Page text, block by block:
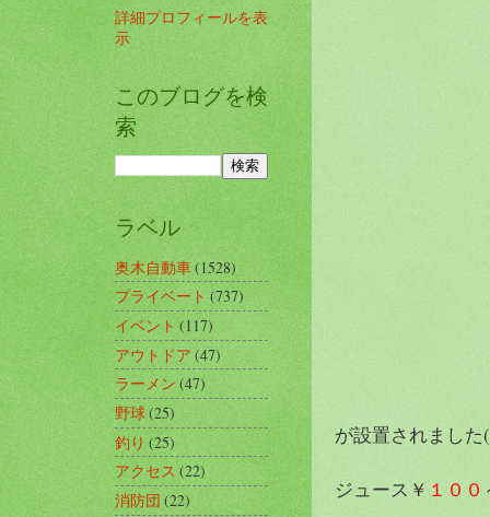
が設置されました
ジュース￥ １００
詳細プロフィールを表
示
このブログを検
索
ラベル
奥木自動車(1528)
プライベート(737)
イベント(117)
アウトドア(47)
ラーメン(47)
野球(25)
釣り(25)
アクセス(22)
消防団(22)